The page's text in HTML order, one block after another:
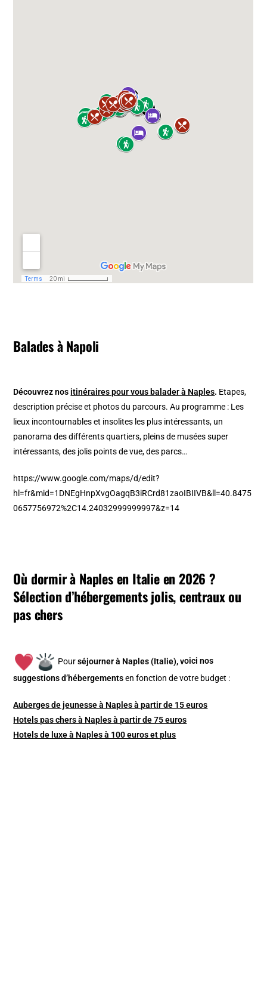
Balades à Napoli
Découvrez nos itinéraires pour vous balader à Naples. Etapes,
description précise et photos du parcours. Au programme : Les
lieux incontournables et insolites les plus intéressants, un
panorama des différents quartiers, pleins de musées super
intéressants, des jolis points de vue, des parcs…
https://www.google.com/maps/d/edit?
hl=fr&mid=1DNEgHnpXvgOagqB3iRCrd81zaoIBIIVB&ll=40.8475
0657756972%2C14.24032999999997&z=14
Où dormir à Naples en Italie en 2026 ?
Sélection d’hébergements jolis, centraux ou
pas chers
Pourséjourner à Naples (Italie), voici nos
suggestions d’hébergements en fonction de votre budget :
Auberges de jeunesse à Naples à partir de 15 euros
Hotels pas chers à Naples à partir de 75 euros
Hotels de luxe à Naples à 100 euros et plus